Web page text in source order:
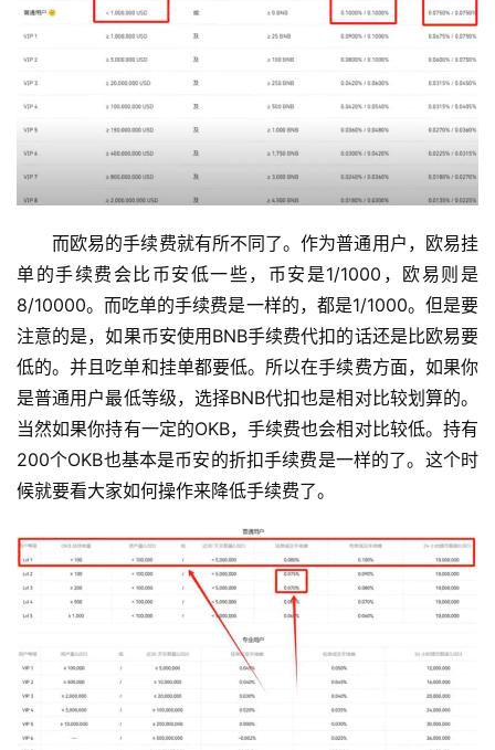
币
圈
问
题
而欧易的手续费就有所不同了。作为普通用户，欧易挂
单的手续费会比币安低一些，币安是1/1000，欧易则是
8/10000。而吃单的手续费是一样的，都是1/1000。但是要
注意的是，如果币安使用BNB手续费代扣的话还是比欧易要
低的。并且吃单和挂单都要低。所以在手续费方面，如果你
是普通用户最低等级，选择BNB代扣也是相对比较划算的。
当然如果你持有一定的OKB，手续费也会相对比较低。持有
200个OKB也基本是币安的折扣手续费是一样的了。这个时
候就要看大家如何操作来降低手续费了。